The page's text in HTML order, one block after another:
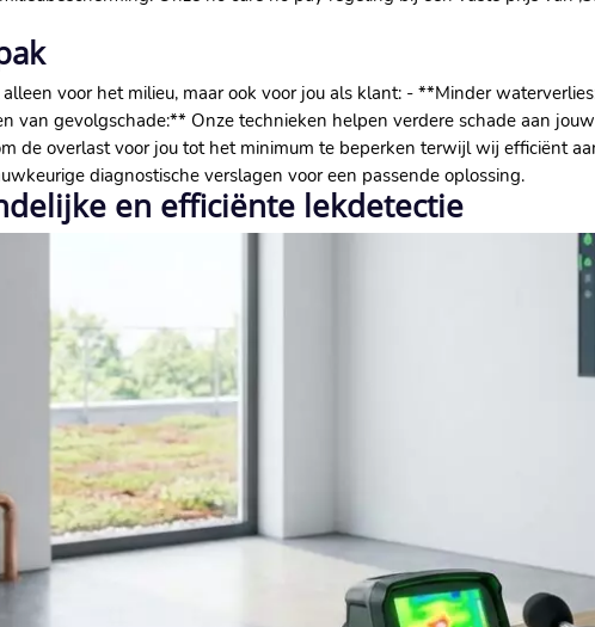
voor het milieu, maar ook voor jou als klant: - **Minder
van gevolgschade:** Onze technieken helpen verdere schade aan
de overlast voor jou tot het minimum te beperken terwijl wij efficiënt
diagnostische verslagen voor een passende oplossing.
en efficiënte lekdetectie